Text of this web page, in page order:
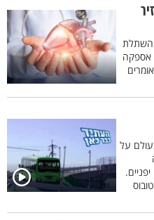
השתלת
אספקה
על